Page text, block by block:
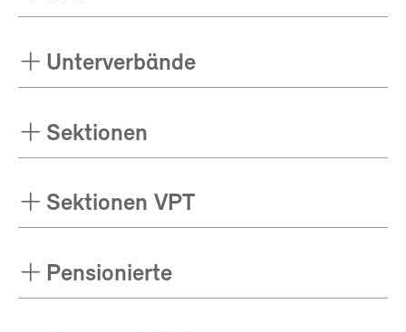
Unterverbände
Sektionen
Sektionen VPT
Pensionierte